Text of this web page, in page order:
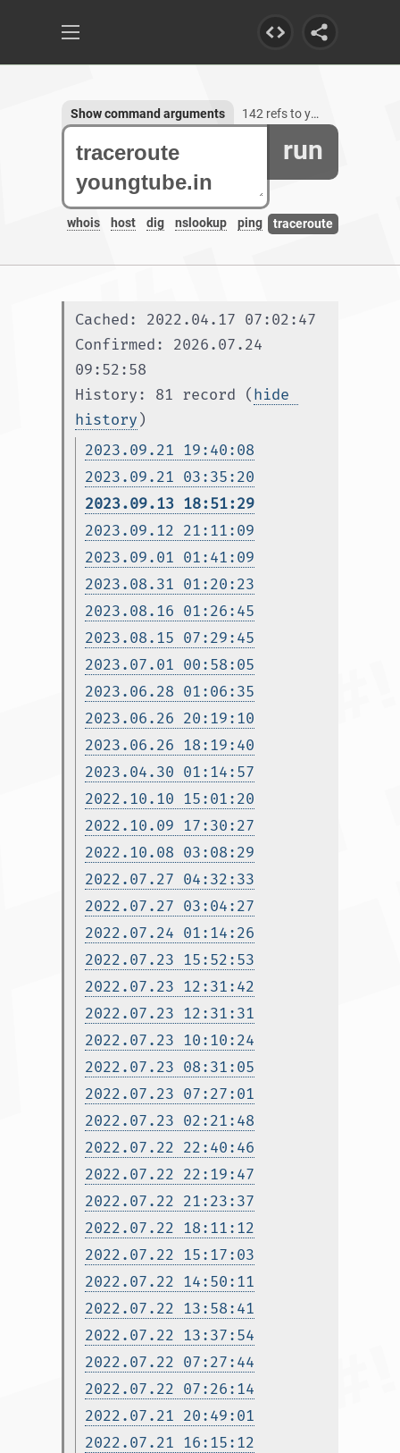
run
whois host dig nslookup ping traceroute
Show command arguments 142 refs to youngtube.in, 3 subdomains
Cached: 2022.04.17 07:02:47
Confirmed: 2026.07.24
09:52:58
History: 81 record (hide
history )
2023.09.21 19:40:08
2023.09.21 03:35:20
2023.09.13 18:51:29
2023.09.12 21:11:09
2023.09.01 01:41:09
2023.08.31 01:20:23
2023.08.16 01:26:45
2023.08.15 07:29:45
2023.07.01 00:58:05
2023.06.28 01:06:35
2023.06.26 20:19:10
2023.06.26 18:19:40
2023.04.30 01:14:57
2022.10.10 15:01:20
2022.10.09 17:30:27
2022.10.08 03:08:29
2022.07.27 04:32:33
2022.07.27 03:04:27
2022.07.24 01:14:26
2022.07.23 15:52:53
2022.07.23 12:31:42
2022.07.23 12:31:31
2022.07.23 10:10:24
2022.07.23 08:31:05
2022.07.23 07:27:01
2022.07.23 02:21:48
2022.07.22 22:40:46
2022.07.22 22:19:47
2022.07.22 21:23:37
2022.07.22 18:11:12
2022.07.22 15:17:03
2022.07.22 14:50:11
2022.07.22 13:58:41
2022.07.22 13:37:54
2022.07.22 07:27:44
2022.07.22 07:26:14
2022.07.21 20:49:01
2022.07.21 16:15:12